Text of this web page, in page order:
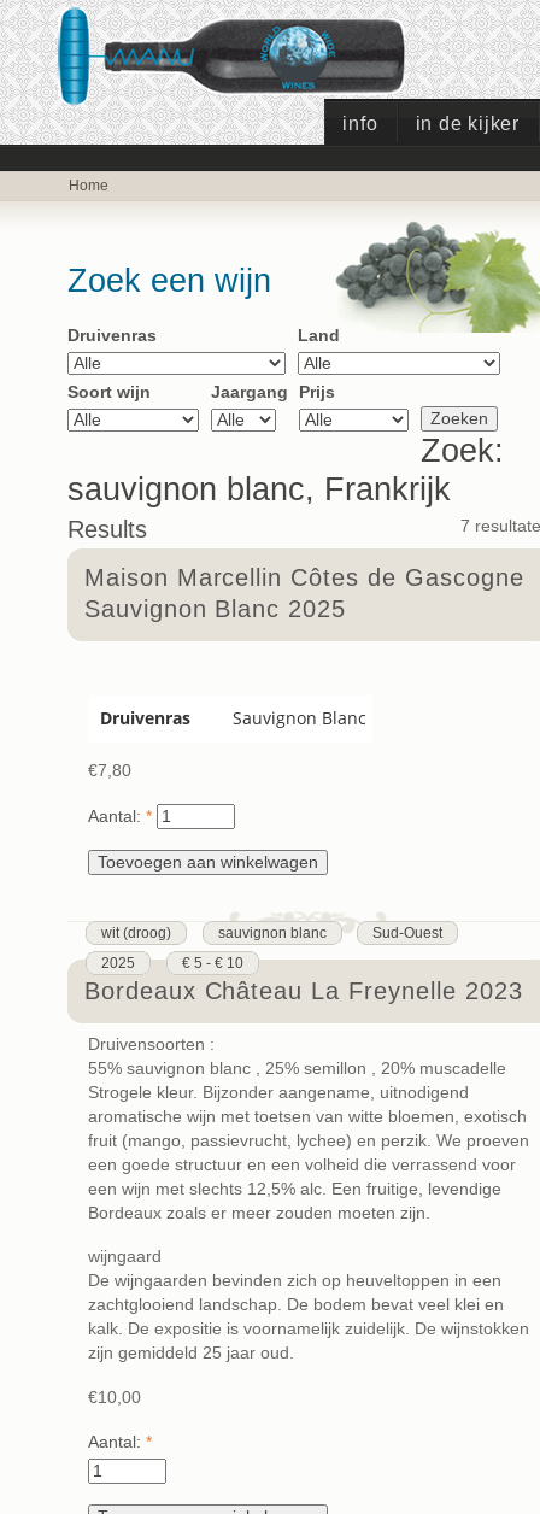
info in de kijker
Home
Zoek een wijn
Druivenras Land
Soort wijn Jaargang Prijs
Zoek:
sauvignon blanc, Frankrijk
7
Results
Maison Marcellin Côtes de Gascogne
Sauvignon Blanc 2025
Druivenras Sauvignon Blanc
€7,80
Aantal: *
wit (droog) sauvignon blanc
Sud-Ouest
2025
€ 5 - € 10
Bordeaux Château La Freynelle 2023
Druivensoorten :
55% sauvignon blanc , 25% semillon , 20% muscadelle
Strogele kleur. Bijzonder aangename, uitnodigend
aromatische wijn met toetsen van witte bloemen, exotisch
fruit (mango, passievrucht, lychee) en perzik. We proeven
een goede structuur en een volheid die verrassend voor
een wijn met slechts 12,5% alc. Een fruitige, levendige
Bordeaux zoals er meer zouden moeten zijn.
wijngaard
De wijngaarden bevinden zich op heuveltoppen in een
zachtglooiend landschap. De bodem bevat veel klei en
kalk. De expositie is voornamelijk zuidelijk. De wijnstokken
zijn gemiddeld 25 jaar oud.
€10,00
Aantal: *